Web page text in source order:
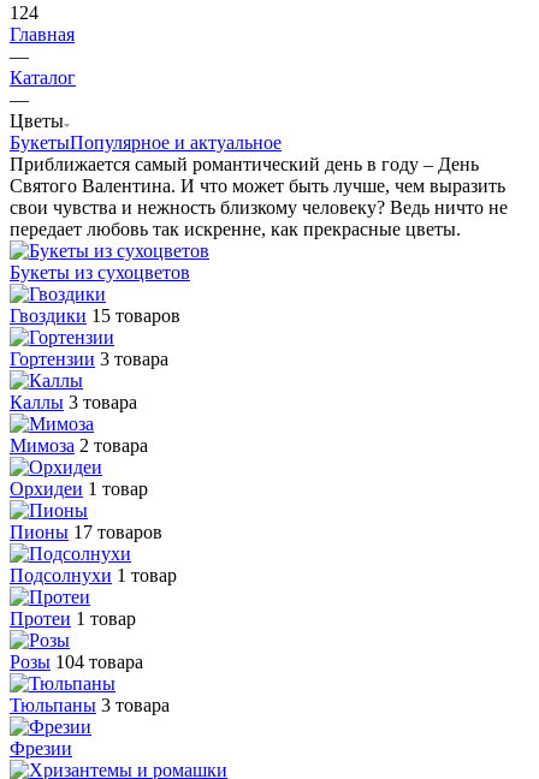
124
Главная
—
Каталог
—
Цветы
БукетыПопулярное и актуальное
Приближается самый романтический день в году – День
Святого Валентина. И что может быть лучше, чем выразить
свои чувства и нежность близкому человеку? Ведь ничто не
передает любовь так искренне, как прекрасные цветы.
Букеты из сухоцветов
Гвоздики 15 товаров
Гортензии 3 товара
Каллы 3 товара
Мимоза 2 товара
Орхидеи 1 товар
Пионы 17 товаров
Подсолнухи 1 товар
Протеи 1 товар
Розы 104 товара
Тюльпаны 3 товара
Фрезии